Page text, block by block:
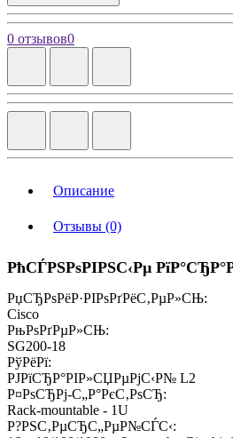
0 отзывов0
Описание
Отзывы (0)
РћСЃРЅРѕРІРЅС‹Рµ
РџСЂРѕРёР·РІРѕРґРёС‚РµР»СЊ:
Cisco
РњРѕРґРµР»СЊ:
SG200-18
РўРёРї:
РЈРїСЂР°РІР»СЏРµРјС‹Р№ L2
Р¤РѕСЂРј-С„Р°РєС‚РѕСЂ:
Rack-mountable - 1U
Р?РЅС‚РµСЂС„РµР№СЃС‹: